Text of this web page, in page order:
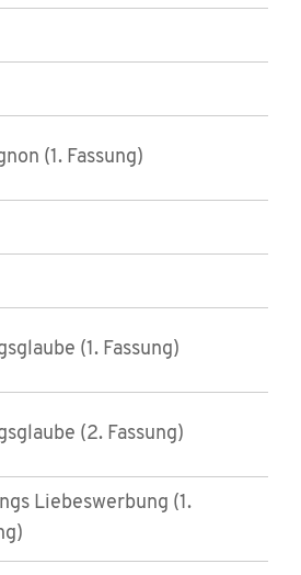
(1. Fassung)
(1. Fassung)
(2. Fassung)
Liebeswerbung (1.